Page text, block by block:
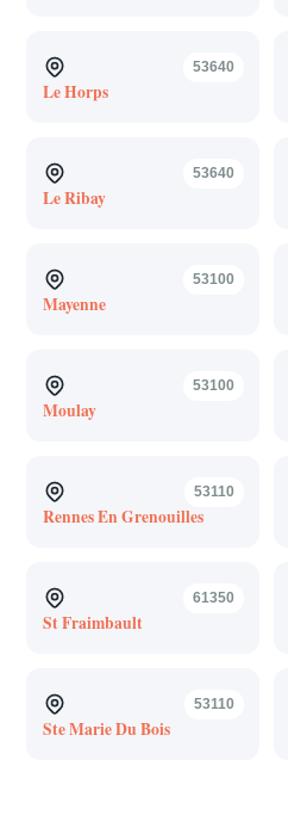
53640
Le Horps
53640
Le Ribay
53100
Mayenne
53100
Moulay
53110
Rennes En Grenouilles
61350
St Fraimbault
53110
Ste Marie Du Bois